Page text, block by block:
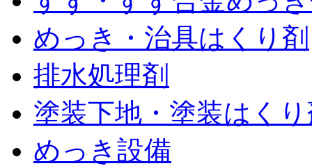
めっき・治具はくり剤
排水処理剤
塗装下地・塗装はく
めっき設備